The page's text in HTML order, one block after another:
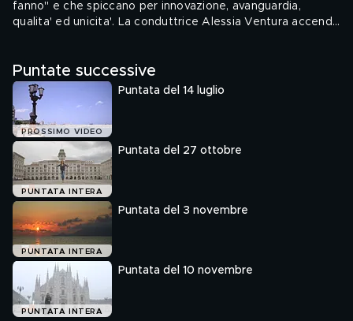
fanno" e che spiccano per innovazione, avanguardia,
qualita' ed unicita'. La conduttrice Alessia Ventura accende
Puntate successive
PROSSIMO VIDEO
Puntata del 14 luglio
PUNTATA INTERA
Puntata del 27 ottobre
PUNTATA INTERA
Puntata del 3 novembre
PUNTATA INTERA
Puntata del 10 novembre